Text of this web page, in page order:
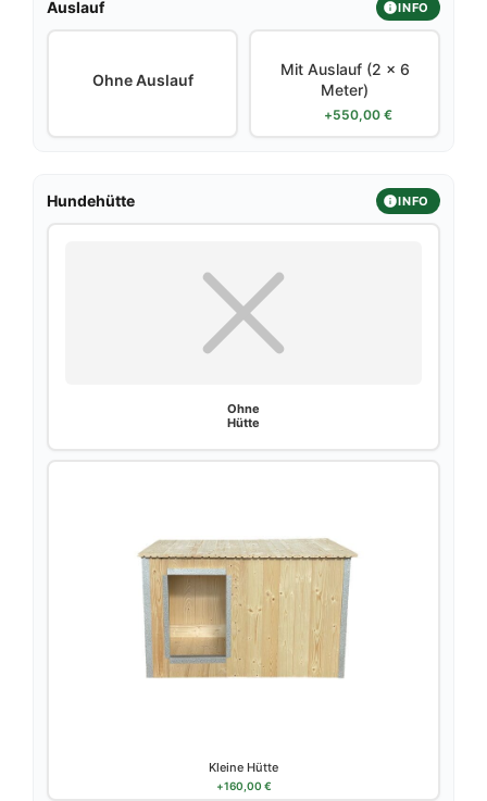
Auslauf INFO
Ohne Auslauf
Mit Auslauf (2 x 6
Meter)
+550,00 €
Hundehütte INFO
Ohne
Hütte
Kleine Hütte
+160,00 €